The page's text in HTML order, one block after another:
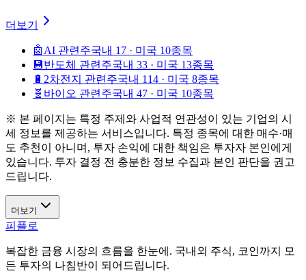
더보기
🤖AI 관련주국내 17 · 미국 10종목
💾반도체 관련주국내 33 · 미국 13종목
🔋 2차전지 관련주국내 114 · 미국 8종목
🧬 바이오 관련주국내 47 · 미국 10종목
※ 본 페이지는 특정 주제와 사업적 연관성이 있는 기업의 시
세 정보를 제공하는 서비스입니다. 특정 종목에 대한 매수·매
도 추천이 아니며, 투자 손익에 대한 책임은 투자자 본인에게
있습니다. 투자 결정 전 충분한 정보 수집과 본인 판단을 권고
드립니다.
더보기
피플로
복잡한 금융 시장의 흐름을 한눈에. 국내외 주식, 코인까지 모
든 투자의 나침반이 되어드립니다.